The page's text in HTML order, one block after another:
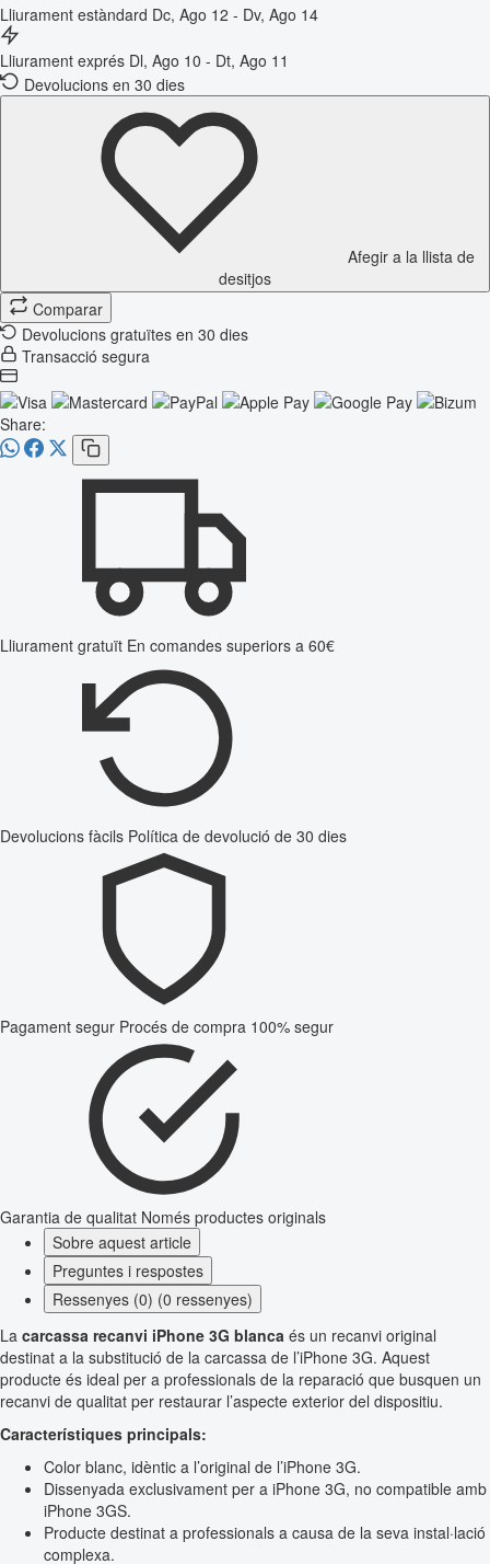
Lliurament estàndard Dc, Ago 12 - Dv, Ago 14
Lliurament exprés Dl, Ago 10 - Dt, Ago 11
Devolucions en 30 dies
Afegir a la llista de
desitjos
Comparar
Devolucions gratuïtes en 30 dies
Transacció segura
Share:
Lliurament gratuït En comandes superiors a 60€
Devolucions fàcils Política de devolució de 30 dies
Pagament segur Procés de compra 100% segur
Garantia de qualitat Només productes originals
Sobre aquest article
Preguntes i respostes
Ressenyes (0) (0 ressenyes)
La carcassa recanvi iPhone 3G blanca és un recanvi original
destinat a la substitució de la carcassa de l’iPhone 3G. Aquest
producte és ideal per a professionals de la reparació que busquen un
recanvi de qualitat per restaurar l’aspecte exterior del dispositiu.
Característiques principals:
Color blanc, idèntic a l’original de l’iPhone 3G.
Dissenyada exclusivament per a iPhone 3G, no compatible amb
iPhone 3GS.
Producte destinat a professionals a causa de la seva instal·lació
complexa.